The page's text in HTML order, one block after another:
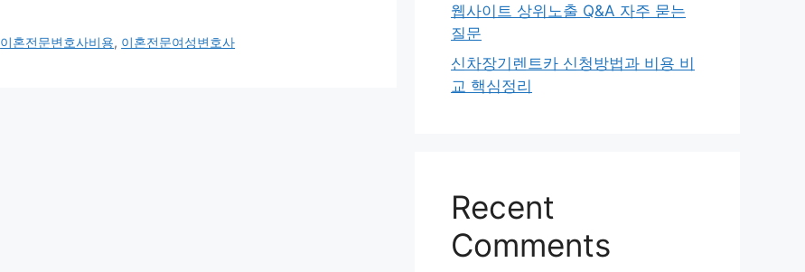
이혼전문변호사비용, 이혼전문여성변호사
웹사이트 상위노출 Q&A 자주 묻는
질문
신차장기렌트카 신청방법과 비용 비
교 핵심정리
Recent
Comments